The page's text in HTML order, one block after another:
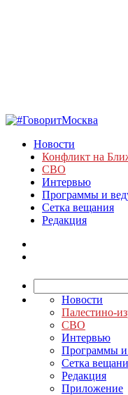
Новости
Конфликт на
СВО
Интервью
Программы и
Сетка вещания
Редакция
Новости
Палестино-
СВО
Интервью
Программы
Сетка
Редакция
Приложение